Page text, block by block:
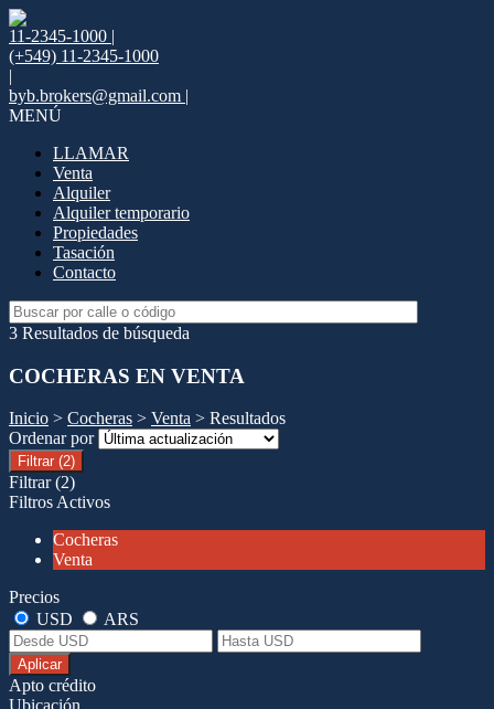
11-2345-1000 |
(+549) 11-2345-1000
|
byb.brokers@gmail.com |
MENÚ
LLAMAR
Venta
Alquiler
Alquiler temporario
Propiedades
Tasación
Contacto
3 Resultados de búsqueda
COCHERAS EN VENTA
Inicio > Cocheras > Venta > Resultados
Ordenar por
Filtrar (2)
Filtrar (2)
Filtros Activos
Cocheras
Venta
Precios
USD
ARS
Aplicar
Apto crédito